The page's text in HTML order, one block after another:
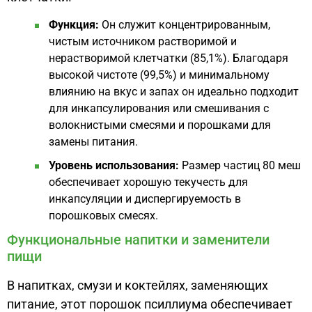
Функция: Он служит концентрированным,
чистым источником растворимой и
нерастворимой клетчатки (85,1%). Благодаря
высокой чистоте (99,5%) и минимальному
влиянию на вкус и запах он идеально подходит
для инкапсулирования или смешивания с
волокнистыми смесями и порошками для
замены питания.
Уровень использования: Размер частиц 80 меш
обеспечивает хорошую текучесть для
инкапсуляции и диспергируемость в
порошковых смесях.
Функциональные напитки и заменители
пищи
В напитках, смузи и коктейлях, заменяющих
питание, этот порошок псиллиума обеспечивает